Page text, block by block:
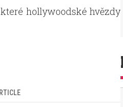
hollywoodské hvězdy